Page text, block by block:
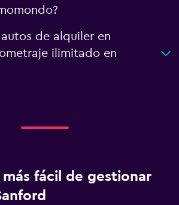
de alquiler en
ilimitado en
más fácil de gestionar